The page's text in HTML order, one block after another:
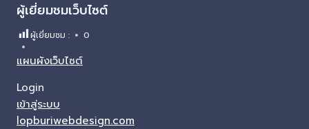
ผู้เยี่ยมชมเว็บไซต์
ผู้เยี่ยมชม : 0
แผนผังเว็บไซต์
Login
เข้าสู่ระบบ
lopburiwebdesign.com